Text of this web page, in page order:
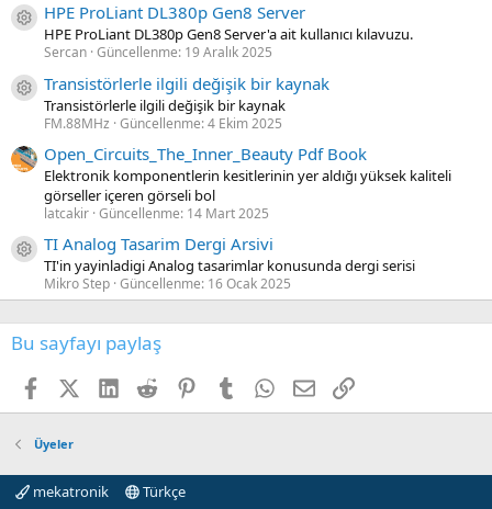
Kaynak ikon/amblem
HPE ProLiant DL380p Gen8 Server
HPE ProLiant DL380p Gen8 Server'a ait kullanıcı kılavuzu.
Sercan Güncellenme: 19 Aralık 2025
Kaynak ikon/amblem
Transistörlerle ilgili değişik bir kaynak
Transistörlerle ilgili değişik bir kaynak
FM.88MHz Güncellenme:4 Ekim 2025
Open_Circuits_The_Inner_Beauty Pdf Book
Elektronik komponentlerin kesitlerinin yer aldığı yüksek kaliteli
görseller içeren görseli bol
latcakir Güncellenme: 14 Mart 2025
Kaynak ikon/amblem
TI Analog Tasarim Dergi Arsivi
TI'in yayinladigi Analog tasarimlar konusunda dergi serisi
Mikro Step Güncellenme: 16 Ocak 2025
Bu sayfayı paylaş
FacebookX (Twitter)
LinkedIn
Reddit PinterestTumblr WhatsApp
E-postaLink
Üyeler
mekatronik Türkçe